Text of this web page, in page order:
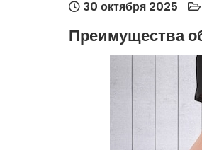
30 октября 2025
Преимущества